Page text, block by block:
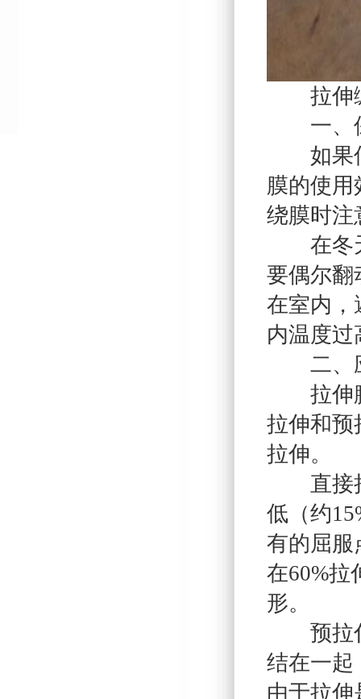
拉伸
一、
如果低
膜的使
绕膜时注
在冬天
要偶尔翻
在室内，
内温度过
二、
拉伸膜
拉伸和预
拉伸。
直接拉
低（约
有的屈服
在60%拉
形。
预拉伸
结在一起
由于拉